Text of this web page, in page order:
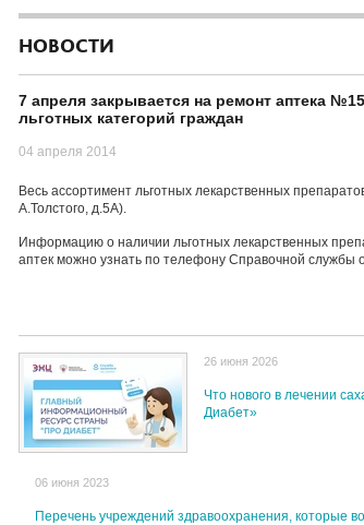
НОВОСТИ
7 апреля закрывается на ремонт аптека
льготных категорий граждан
04 апреля 2014
Весь ассортимент льготных лекарственных
А.Толстого, д.5А).
Информацию о наличии льготных лекарственных
аптек можно узнать по телефону Справочной службы
26 июня 2026
Что нового в лечении
Диабет»
06 июня 2023
Перечень учреждений здравоохранения, которые